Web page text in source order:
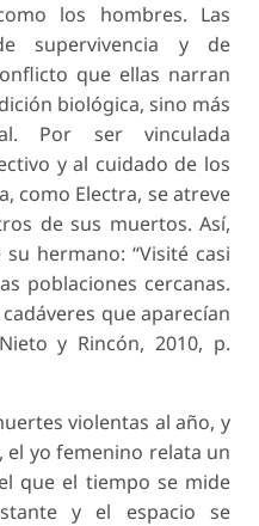
los hombres. Las
supervivencia y de
que ellas narran
biológica, sino más
Por ser vinculada
y al cuidado de los
como Electra, se atreve
de sus muertos. Así,
hermano: “Visité casi
poblaciones cercanas.
que aparecían
y Rincón, 2010, p.
violentas al año, y
el yo femenino relata un
que el tiempo se mide
y el espacio se